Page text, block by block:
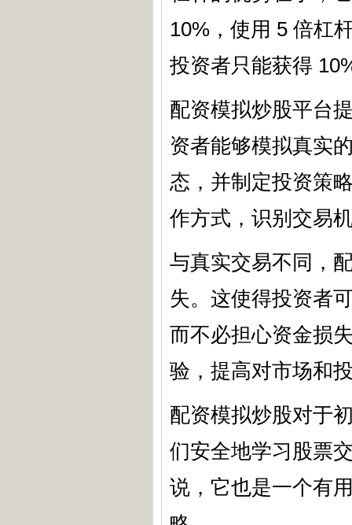
10%，使用 5 倍杠
投资者只能获得
配资模拟炒股平台
资者能够模拟真实
态，并制定投资策
作方式，识别交易
与真实交易不同，
失。这使得投资者
而不必担心资金损
验，提高对市场和
配资模拟炒股对于
们安全地学习股票
说，它也是一个有